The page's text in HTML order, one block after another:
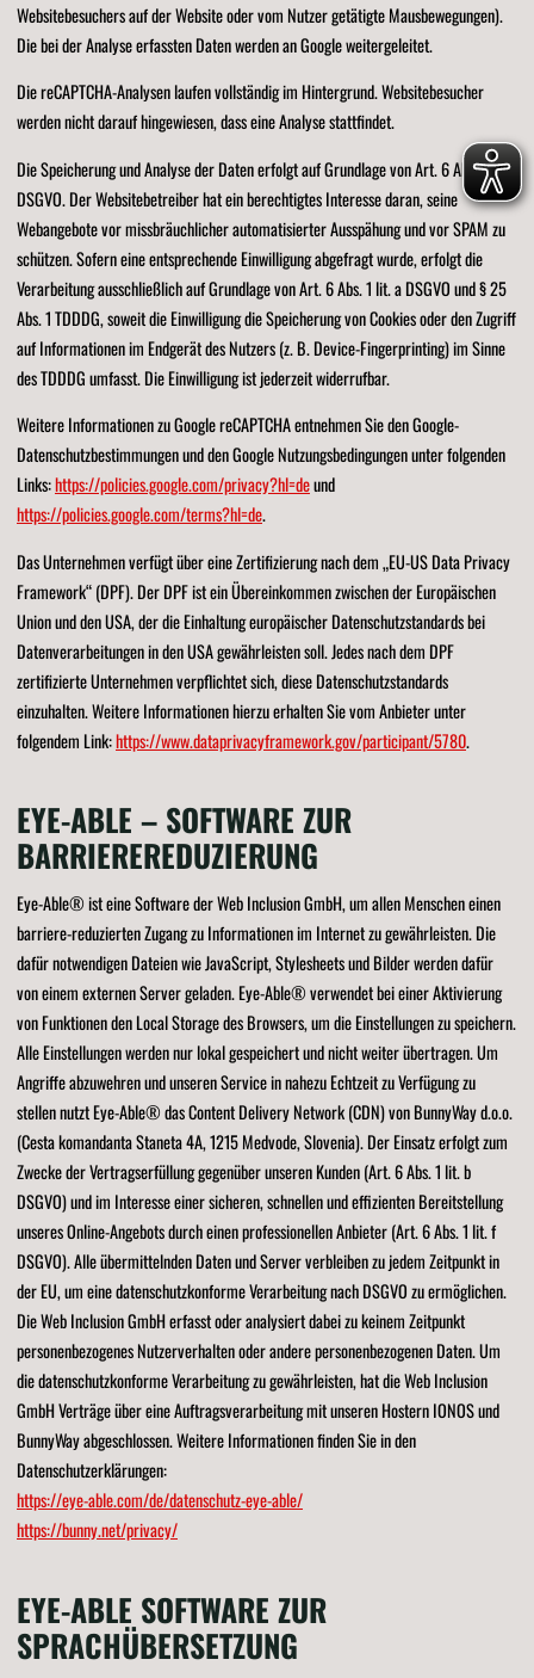
Websitebesuchers auf der Website oder vom Nutzer getätigte Mausbewegungen).
Die bei der Analyse erfassten Daten werden an Google weitergeleitet.
Die reCAPTCHA-Analysen laufen vollständig im Hintergrund. Websitebesucher
werden nicht darauf hingewiesen, dass eine Analyse stattfindet.
Die Speicherung und Analyse der Daten erfolgt auf Grundlage von Art. 6 Abs. 1 lit. f
DSGVO. Der Websitebetreiber hat ein berechtigtes Interesse daran, seine
Webangebote vor missbräuchlicher automatisierter Ausspähung und vor SPAM zu
schützen. Sofern eine entsprechende Einwilligung abgefragt wurde, erfolgt die
Verarbeitung ausschließlich auf Grundlage von Art. 6 Abs. 1 lit. a DSGVO und § 25
Abs. 1 TDDDG, soweit die Einwilligung die Speicherung von Cookies oder den Zugriff
auf Informationen im Endgerät des Nutzers (z. B. Device-Fingerprinting) im Sinne
des TDDDG umfasst. Die Einwilligung ist jederzeit widerrufbar.
Weitere Informationen zu Google reCAPTCHA entnehmen Sie den Google-
Datenschutzbestimmungen und den Google Nutzungsbedingungen unter folgenden
Links:https://policies.google.com/privacy?hl=deund
https://policies.google.com/terms?hl=de.
Das Unternehmen verfügt über eine Zertifizierung nach dem „EU-US Data Privacy
Framework“ (DPF). Der DPF ist ein Übereinkommen zwischen der Europäischen
Union und den USA, der die Einhaltung europäischer Datenschutzstandards bei
Datenverarbeitungen in den USA gewährleisten soll. Jedes nach dem DPF
zertifizierte Unternehmen verpflichtet sich, diese Datenschutzstandards
einzuhalten. Weitere Informationen hierzu erhalten Sie vom Anbieter unter
folgendem Link:https://www.dataprivacyframework.gov/participant/5780.
EYE-ABLE – SOFTWARE ZUR
BARRIEREREDUZIERUNG
Eye-Able® ist eine Software der Web Inclusion GmbH, um allen Menschen einen
barriere-reduzierten Zugang zu Informationen im Internet zu gewährleisten. Die
dafür notwendigen Dateien wie JavaScript, Stylesheets und Bilder werden dafür
von einem externen Server geladen. Eye-Able® verwendet bei einer Aktivierung
von Funktionen den Local Storage des Browsers, um die Einstellungen zu speichern.
Alle Einstellungen werden nur lokal gespeichert und nicht weiter übertragen. Um
Angriffe abzuwehren und unseren Service in nahezu Echtzeit zu Verfügung zu
stellen nutzt Eye-Able® das Content Delivery Network (CDN) von BunnyWay d.o.o.
(Cesta komandanta Staneta 4A, 1215 Medvode, Slovenia). Der Einsatz erfolgt zum
Zwecke der Vertragserfüllung gegenüber unseren Kunden (Art. 6 Abs. 1 lit. b
DSGVO) und im Interesse einer sicheren, schnellen und effizienten Bereitstellung
unseres Online-Angebots durch einen professionellen Anbieter (Art. 6 Abs. 1 lit. f
DSGVO). Alle übermittelnden Daten und Server verbleiben zu jedem Zeitpunkt in
der EU, um eine datenschutzkonforme Verarbeitung nach DSGVO zu ermöglichen.
Die Web Inclusion GmbH erfasst oder analysiert dabei zu keinem Zeitpunkt
personenbezogenes Nutzerverhalten oder andere personenbezogenen Daten. Um
die datenschutzkonforme Verarbeitung zu gewährleisten, hat die Web Inclusion
GmbH Verträge über eine Auftragsverarbeitung mit unseren Hostern IONOS und
BunnyWay abgeschlossen. Weitere Informationen finden Sie in den
Datenschutzerklärungen:
https://eye-able.com/de/datenschutz-eye-able/
https://bunny.net/privacy/
EYE-ABLE SOFTWARE ZUR
SPRACHÜBERSETZUNG